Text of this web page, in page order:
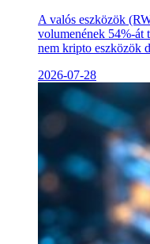
A valós eszközök
volumenének 54%-át
nem kripto eszközök
2026-07-28